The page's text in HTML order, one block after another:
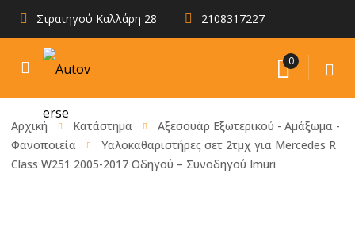
Στρατηγού Καλλάρη 28 2108317227
0
Αρχική Κατάστημα
Αξεσουάρ Εξωτερικού - Αμάξωμα -
Φανοποιεία
Υαλοκαθαριστήρες σετ 2τμχ για Mercedes R
Class W251 2005-2017 Οδηγού – Συνοδηγού Imuri